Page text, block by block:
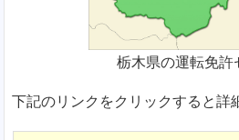
栃木県の運転免許
下記のリンクをクリックすると詳